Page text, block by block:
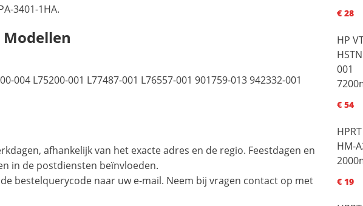
3401-1HA.
004 L75200-001 L77487-001 L76557-001 901759-013 942332-001
afhankelijk van het exacte adres en de regio. Feestdagen en
in de postdiensten beïnvloeden.
bestelquerycode naar uw e-mail. Neem bij vragen contact op met
€ 28
HP
001
€ 54
HM-
€ 19